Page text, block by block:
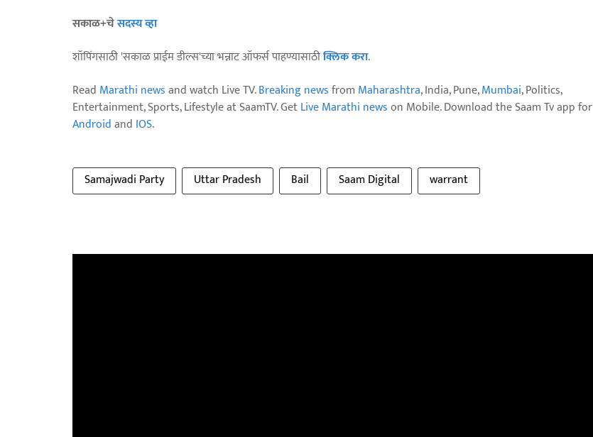
सकाळ+चेसदस्य व्हा
शॉपिंगसाठी 'सकाळ प्राईम डील्स'च्या भन्नाट ऑफर्स पाहण्यासाठीक्लिक करा.
Read Marathi newsand watch Live TV.Breaking newsfrom Maharashtra, India, Pune,Mumbai, Politics,
Entertainment, Sports, Lifestyle at SaamTV. GetLive Marathi newson Mobile. Download the Saam Tv app for
Androidand IOS.
Samajwadi Party Uttar Pradesh Bail Saam Digital warrant